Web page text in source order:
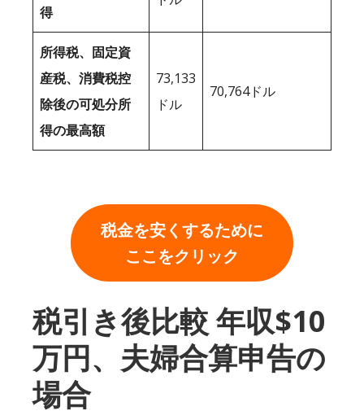
得
所得税、固定資
産税、消費税控
除後の可処分所
得の最高額
73,133
ドル
70,764ドル
税金を安くするために
ここをクリック
税引き後比較 年収$10
万円、夫婦合算申告の
場合